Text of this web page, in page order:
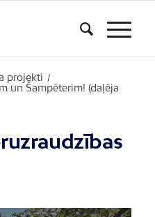
projekti /
un Šampēterim! (daļēja